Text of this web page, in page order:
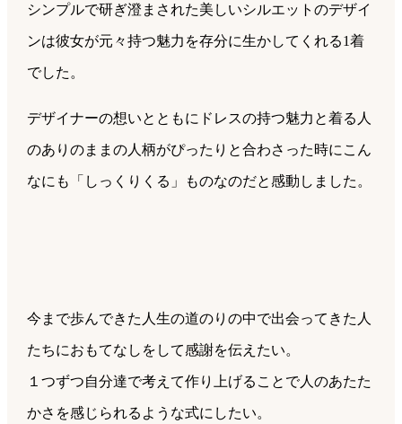
シンプルで研ぎ澄まされた美しいシルエットのデザイ
ンは彼女が元々持つ魅力を存分に生かしてくれる1着
でした。
デザイナーの想いとともにドレスの持つ魅力と着る人
のありのままの人柄がぴったりと合わさった時にこん
なにも「しっくりくる」ものなのだと感動しました。
今まで歩んできた人生の道のりの中で出会ってきた人
たちにおもてなしをして感謝を伝えたい。
１つずつ自分達で考えて作り上げることで人のあたた
かさを感じられるような式にしたい。